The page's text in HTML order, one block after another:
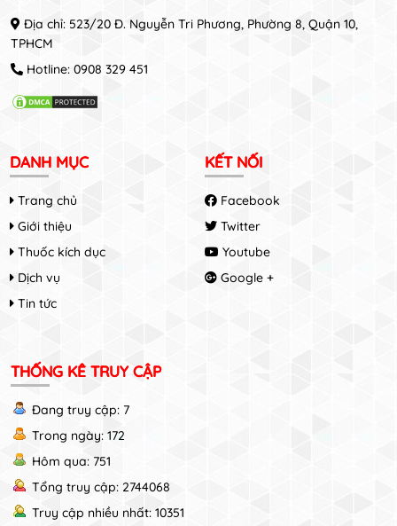
Địa chỉ: 523/20 Đ. Nguyễn Tri Phương, Phường 8, Quận 10,
TPHCM
Hotline: 0908 329 451
DANH MỤC
Trang chủ
Giới thiệu
Thuốc kích dục
Dịch vụ
Tin tức
KẾT NỐI
Facebook
Twitter
Youtube
Google +
THỐNG KÊ TRUY CẬP
Đang truy cập: 7
Trong ngày: 172
Hôm qua: 751
Tổng truy cập: 2744068
Truy cập nhiều nhất: 10351